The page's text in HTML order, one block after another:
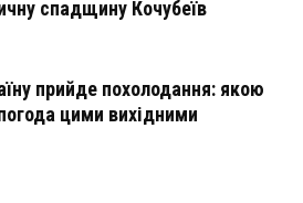
спадщину Кочубеїв
прийде похолодання: якою
цими вихідними